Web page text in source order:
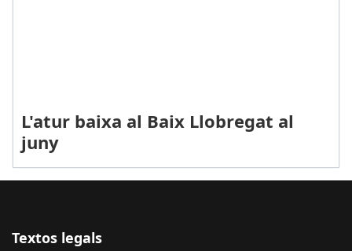
L'atur baixa al Baix Llobregat al
juny
Textos legals